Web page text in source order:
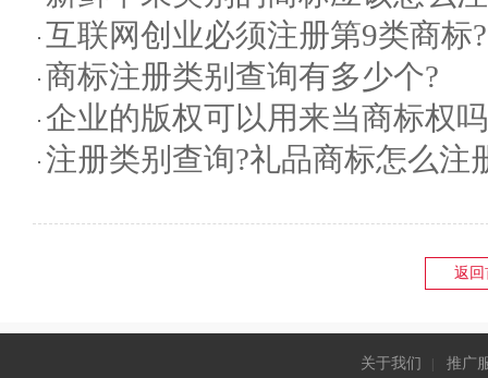
互联网创业必须注册第9类商标?
商标注册类别查询有多少个?
企业的版权可以用来当商标权
注册类别查询?礼品商标怎么注
返回
关于我们 推广